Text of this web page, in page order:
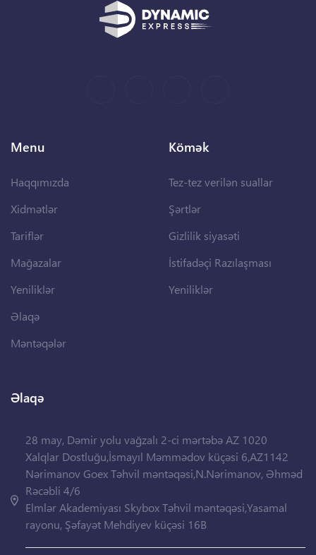
Menu
Haqqımızda
Xidmətlər
Tariflər
Mağazalar
Yeniliklər
Əlaqə
Məntəqələr
Kömək
Tez-tez verilən suallar
Şərtlər
Gizlilik siyasəti
İstifadəçi Razılaşması
Yeniliklər
Əlaqə
28 may, Dəmir yolu vağzalı 2-ci mərtəbə AZ 1020
Xalqlar Dostluğu,İsmayıl Məmmədov küçəsi 6,AZ1142
Nərimanov Goex Təhvil məntəqəsi,N.Nərimanov, Əhməd
Rəcəbli 4/6
Elmlər Akademiyası Skybox Təhvil məntəqəsi,Yasamal
rayonu, Şəfayət Mehdiyev küçəsi 16B